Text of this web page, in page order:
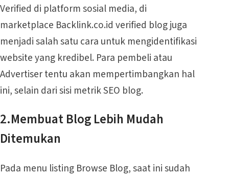
Verified di platform sosial media, di
marketplace Backlink.co.id verified blog juga
menjadi salah satu cara untuk mengidentifikasi
website yang kredibel. Para pembeli atau
Advertiser tentu akan mempertimbangkan hal
ini, selain dari sisi metrik SEO blog.
2.Membuat Blog Lebih Mudah
Ditemukan
Pada menu listing Browse Blog, saat ini sudah